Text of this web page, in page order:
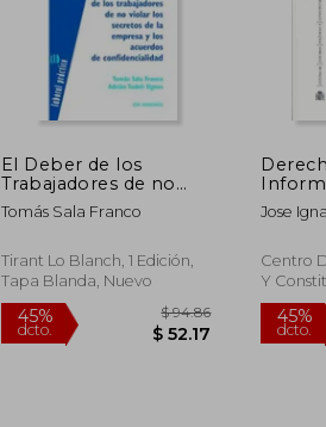
El Deber de los
Trabajadores de no
Violar los Secretos de
la Empresa y los
Confidencialidad
Tomás Sala Franco
Tirant Lo Blanch, 1 Edición,
Tapa Blanda, Nuevo
la
Jose
Centro
Y
Edición,
Nuevo